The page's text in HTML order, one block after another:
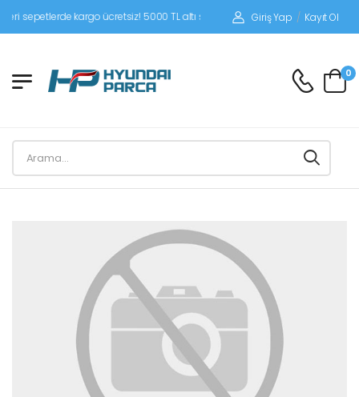
kargo ücretsiz! 5000 TL altı siparişlerinizde siparişleriniz alıcı
Giriş Yap / Kayıt Ol
0